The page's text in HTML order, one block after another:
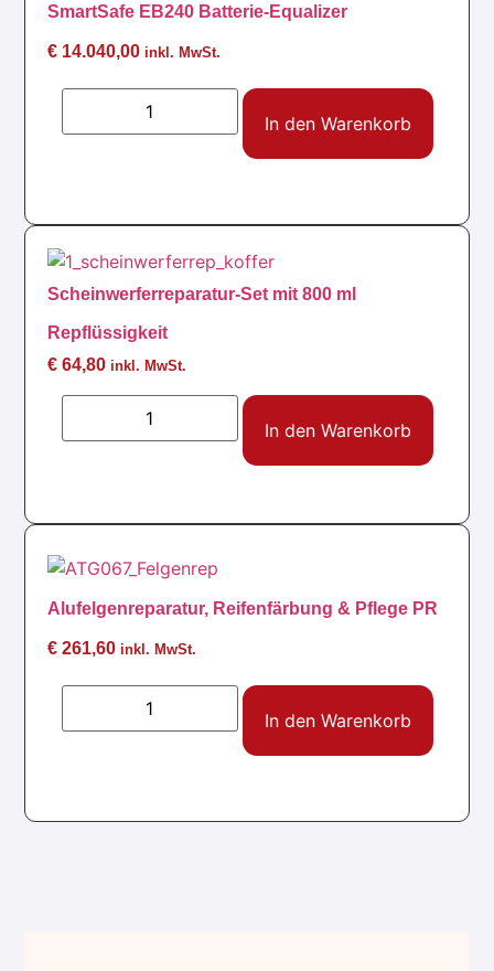
SmartSafe EB240 Batterie-Equalizer
€ 14.040,00 inkl. MwSt.
In den Warenkorb
Scheinwerferreparatur-Set mit 800 ml
Repflüssigkeit
€ 64,80 inkl. MwSt.
In den Warenkorb
Alufelgenreparatur, Reifenfärbung & Pflege PR
€ 261,60 inkl. MwSt.
In den Warenkorb